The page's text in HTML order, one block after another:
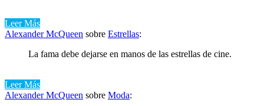
Leer Más
Alexander McQueen sobre Estrellas:
La fama debe dejarse en manos de las estrellas de cine.
Leer Más
Alexander McQueen sobre Moda: